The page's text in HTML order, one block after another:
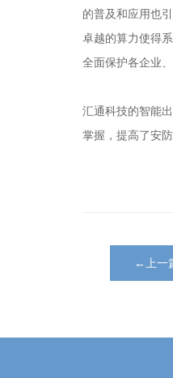
的普及和应用也
卓越的算力使得
全面保护各企业
汇通科技的智能
掌握，提高了安防
←上一